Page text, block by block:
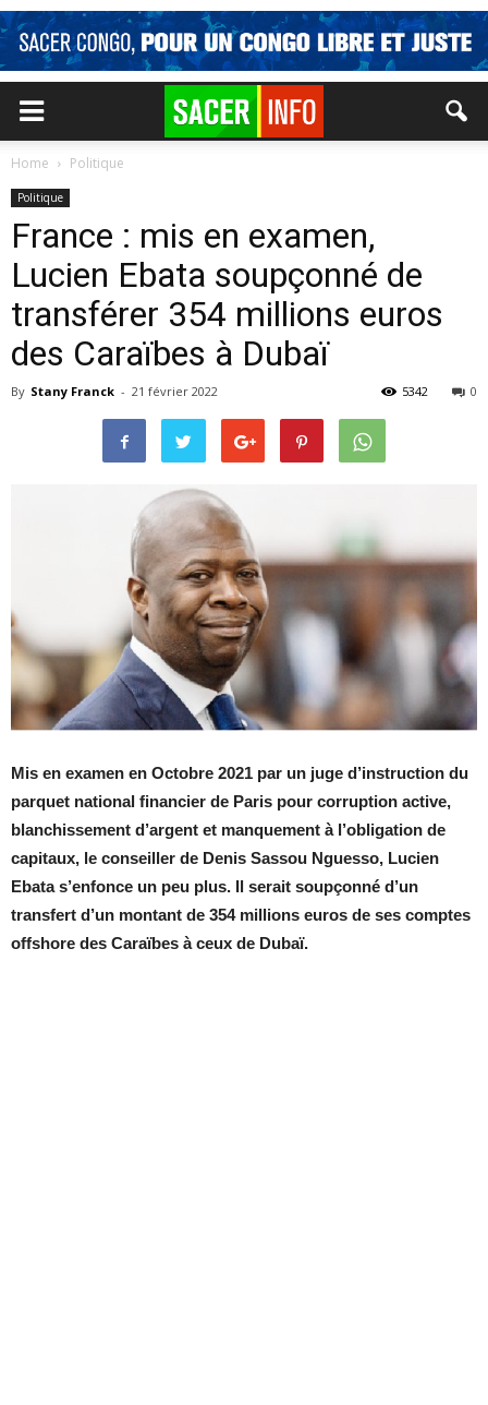
Home Politique
Politique
France : mis en examen,
Lucien Ebata soupçonné de
transférer 354 millions euros
des Caraïbes à Dubaï
By Stany Franck - 21 février 2022 0
5342
Mis en examen en Octobre 2021 par un juge d’instruction du
parquet national financier de Paris pour corruption active,
blanchissement d’argent et manquement à l’obligation de
capitaux, le conseiller de Denis Sassou Nguesso, Lucien
Ebata s’enfonce un peu plus. Il serait soupçonné d’un
transfert d’un montant de 354 millions euros de ses comptes
offshore des Caraïbes à ceux de Dubaï.